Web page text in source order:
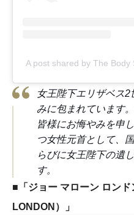
A post shared by The
女王陛下エリザベス
みに包まれています
皆様にお悔やみを申
つ女性元首として、
らびに女王陛下の遺
す。
■ 「ジョー マローン ロン
LONDON）」